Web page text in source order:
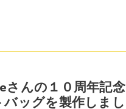
さんの１０周年記念
バッグを製作しまし